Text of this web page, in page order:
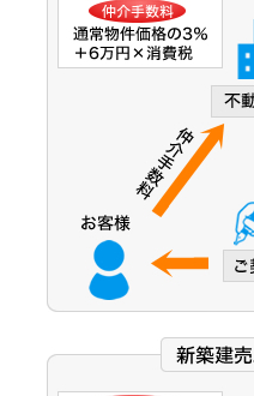
能勢電鉄
大阪市営谷町線
大阪市営中央線
大阪モノレール線
大阪モノレール彩都線
大阪市営今里筋線